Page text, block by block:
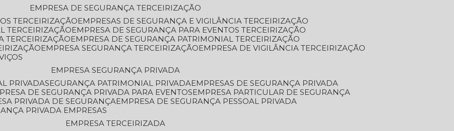
EMPRESA DE SEGURANÇA TERCEIRIZAÇÃO
TERCEIRIZAÇÃO
EMPRESAS DE SEGURANÇA E VIGILÂNCIA TERCEIRIZAÇÃO
TERCEIRIZAÇÃO
EMPRESA DE SEGURANÇA PARA EVENTOS TERCEIRIZAÇÃO
TERCEIRIZAÇÃO
EMPRESA DE SEGURANÇA PATRIMONIAL TERCEIRIZAÇÃO
EMPRESA SEGURANÇA TERCEIRIZAÇÃO
EMPRESA DE VIGILÂNCIA TERCEIRIZAÇÃO
EMPRESA SEGURANÇA PRIVADA
PRIVADA SEGURANÇA PATRIMONIAL PRIVADA
EMPRESAS DE SEGURANÇA PRIVADA
DE SEGURANÇA PRIVADA PARA EVENTOS
EMPRESA PARTICULAR DE SEGURANÇA
PRIVADA DE SEGURANÇA
EMPRESA DE SEGURANÇA PESSOAL PRIVADA
PRIVADA EMPRESAS
EMPRESA TERCEIRIZADA